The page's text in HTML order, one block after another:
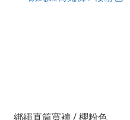
綁繩直筒寬褲 / 櫻粉色